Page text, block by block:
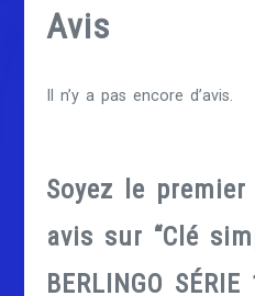
Avis
Il n’y a pas encore d’avis.
Soyez le
avis sur “Clé
BERLINGO